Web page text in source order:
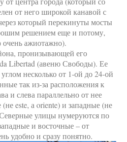
от него широкой канавой с
который перекинуты мосты
решением еще и потому,
очень ажиотажно).
пронизывающей его
Libertad (авеню Свободы). Ее
несколько от 1-ой до 24-ой
так из-за расположения к
и слева параллельно от нее
este, а oriente) и западные (не
улицы нумеруются по
и восточные – от
удобно и сразу понятно.